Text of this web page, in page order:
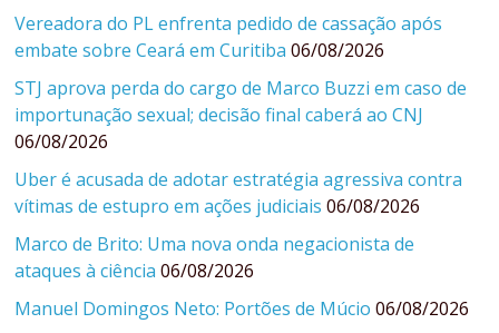
Vereadora do PL enfrenta pedido de cassação após
embate sobre Ceará em Curitiba 06/08/2026
STJ aprova perda do cargo de Marco Buzzi em caso de
importunação sexual; decisão final caberá ao CNJ
06/08/2026
Uber é acusada de adotar estratégia agressiva contra
vítimas de estupro em ações judiciais 06/08/2026
Marco de Brito: Uma nova onda negacionista de
ataques à ciência 06/08/2026
Manuel Domingos Neto: Portões de Múcio 06/08/2026